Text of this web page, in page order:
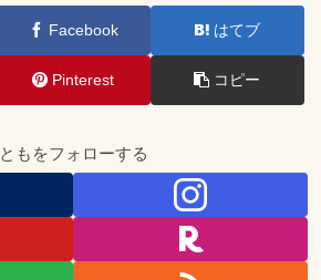
Facebook はてブ
Pinterest コピー
ともをフォローする